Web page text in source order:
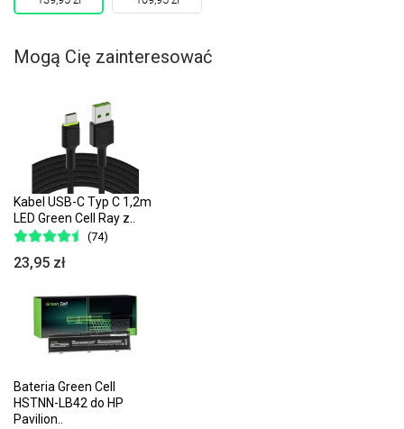
Mogą Cię zainteresować
Kabel USB-C Typ C 1,2m
LED Green Cell Ray z..
(74)
23,95 zł
Bateria Green Cell
HSTNN-LB42 do HP
Pavilion..